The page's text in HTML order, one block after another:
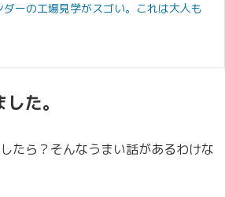
ーの工場見学がスゴい。これは大人も
た。
たら？そんなうまい話があるわけな